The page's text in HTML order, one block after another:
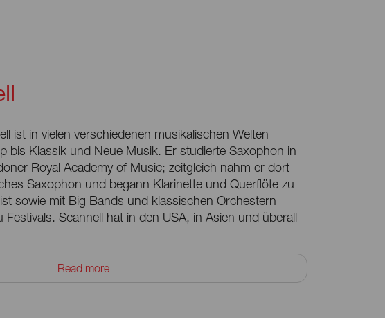
ist in vielen verschiedenen musikalischen Welten
bis Klassik und Neue Musik. Er studierte Saxophon in
Royal Academy of Music; zeitgleich nahm er dort
Saxophon und begann Klarinette und Querflöte zu
sowie mit Big Bands und klassischen Orchestern
Scannell hat in den USA, in Asien und überall
der Produktion »Die Dreigroschenoper« am Berliner
Gast an der Komischen Oper Berlin. Er wirkte bei
Read more